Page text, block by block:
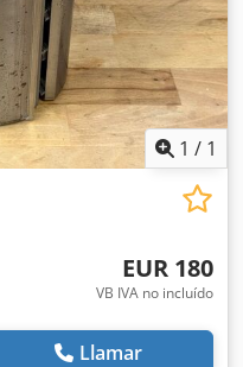
1 / 1
EUR 180
VB IVA no incluído
Llamar